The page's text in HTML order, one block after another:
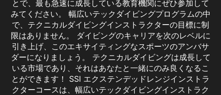
とで、最も急速に成長している教育機関にぜひ参加して
みてください。 幅広いテックダイビングプログラムの中
で、テクニカルダイビングインストラクターの目標に制
限はありません。 ダイビングのキャリアを次のレベルに
引き上げ、このエキサイティングなスポーツのアンバサ
ダーになりましょう。 テクニカルダイビングは成長して
いる市場であり、それはあなたと一緒にのみ良くなるこ
とができます！ SSI エクステンデッドレンジインストラ
クターコースは、幅広いテックダイビングインストラク